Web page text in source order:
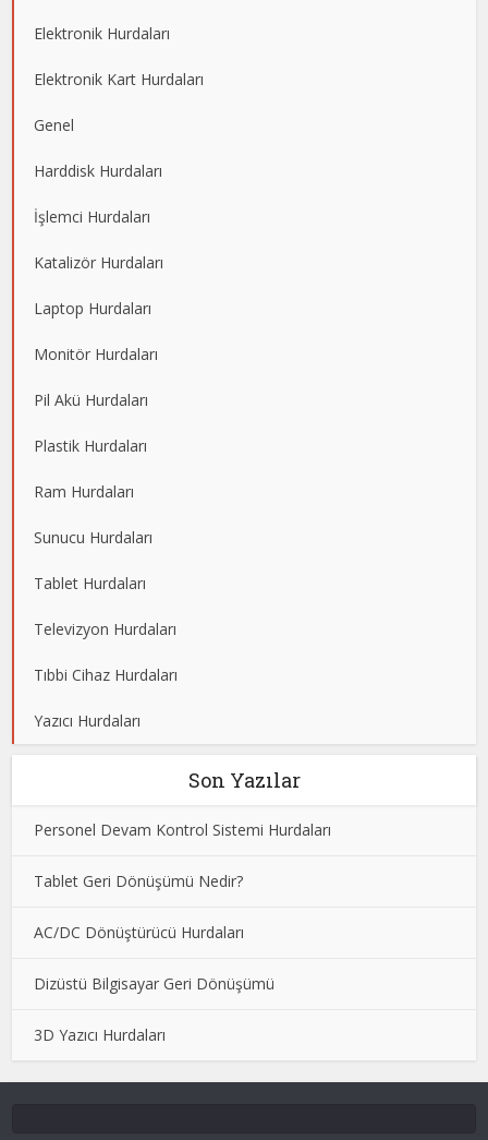
Elektronik Hurdaları
Elektronik Kart Hurdaları
Genel
Harddisk Hurdaları
İşlemci Hurdaları
Katalizör Hurdaları
Laptop Hurdaları
Monitör Hurdaları
Pil Akü Hurdaları
Plastik Hurdaları
Ram Hurdaları
Sunucu Hurdaları
Tablet Hurdaları
Televizyon Hurdaları
Tıbbi Cihaz Hurdaları
Yazıcı Hurdaları
Son Yazılar
Personel Devam Kontrol Sistemi Hurdaları
Tablet Geri Dönüşümü Nedir?
AC/DC Dönüştürücü Hurdaları
Dizüstü Bilgisayar Geri Dönüşümü
3D Yazıcı Hurdaları